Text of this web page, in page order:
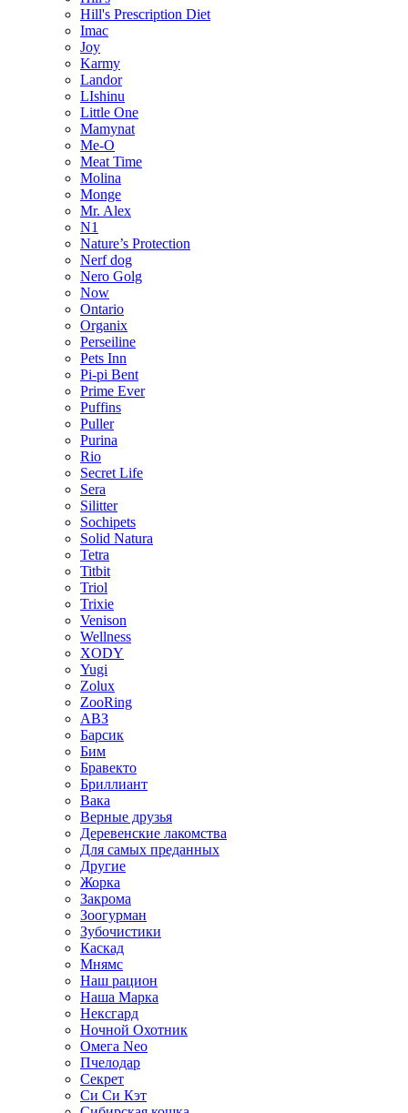
Hill's Prescription Diet
Imac
Joy
Karmy
Landor
LIshinu
Little One
Mamynat
Me-O
Meat Time
Molina
Monge
Mr. Alex
N1
Nature’s Protection
Nerf dog
Nero Golg
Now
Ontario
Organix
Perseiline
Pets Inn
Pi-pi Bent
Prime Ever
Puffins
Puller
Purina
Rio
Secret Life
Sera
Silitter
Sochipets
Solid Natura
Tetra
Titbit
Triol
Trixie
Venison
Wellness
XODY
Yugi
Zolux
ZooRing
АВЗ
Барсик
Бим
Бравекто
Бриллиант
Вака
Верные друзья
Деревенские лакомства
Для самых преданных
Другие
Жорка
Закрома
Зоогурман
Зубочистики
Каскад
Мнямс
Наш рацион
Наша Марка
Нексгард
Ночной Охотник
Омега Neo
Пчелодар
Секрет
Си Си Кэт